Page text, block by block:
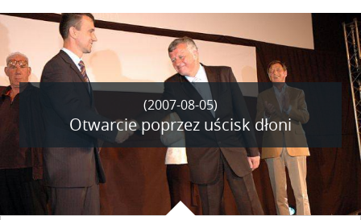
rozpoznawczym tegorocznych Dwóch Brzegów. Sam
reżyser jest gościem specjalnym kazimierskiego
Festiwalu.
(2007-08-05)
Otwarcie poprzez uścisk dłoni